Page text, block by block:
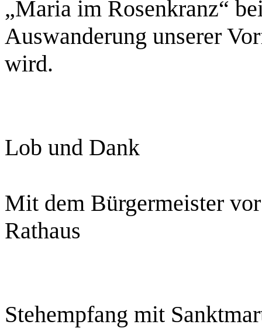
„Maria im Rosenkranz“
Auswanderung unserer
wird.
Lob und Dank
Mit dem Bürgermeister
Rathaus
Stehempfang mit